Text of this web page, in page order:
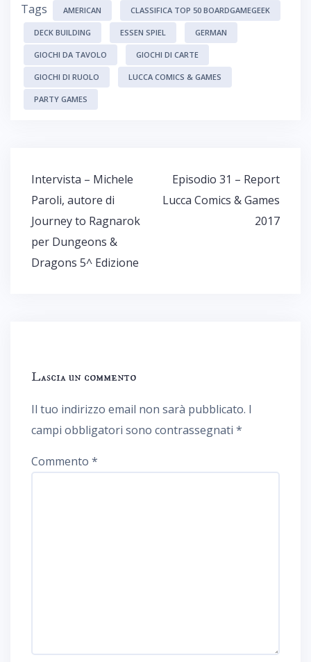
Tags AMERICAN CLASSIFICA TOP 50 BOARDGAMEGEEK
DECK BUILDING ESSEN SPIEL GERMAN
GIOCHI DA TAVOLO GIOCHI DI CARTE
GIOCHI DI RUOLO LUCCA COMICS & GAMES
PARTY GAMES
Navigazione
articoli
Intervista – Michele
Paroli, autore di
Journey to Ragnarok
per Dungeons &
Dragons 5^ Edizione
Episodio 31 – Report
Lucca Comics & Games
2017
Lascia un commento
Il tuo indirizzo email non sarà pubblicato. I
campi obbligatori sono contrassegnati *
Commento *